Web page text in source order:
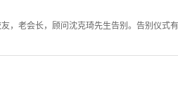
，老会长，顾问沈克琦先生告别。告别仪式有